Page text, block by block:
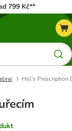
799 Kč**
Hill's Prescription